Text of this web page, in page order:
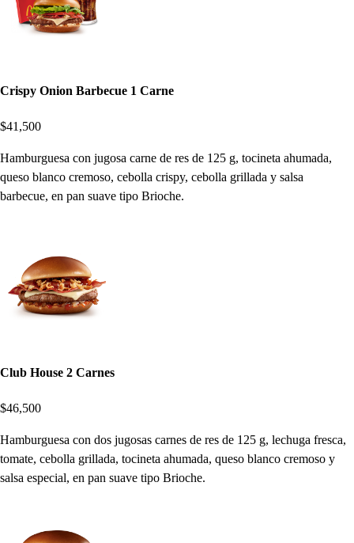
Crispy Onion Barbecue 1 Carne
$41,500
Hamburguesa con jugosa carne de res de 125 g, tocineta ahumada,
queso blanco cremoso, cebolla crispy, cebolla grillada y salsa
barbecue, en pan suave tipo Brioche.
Club House 2 Carnes
$46,500
Hamburguesa con dos jugosas carnes de res de 125 g, lechuga fresca,
tomate, cebolla grillada, tocineta ahumada, queso blanco cremoso y
salsa especial, en pan suave tipo Brioche.